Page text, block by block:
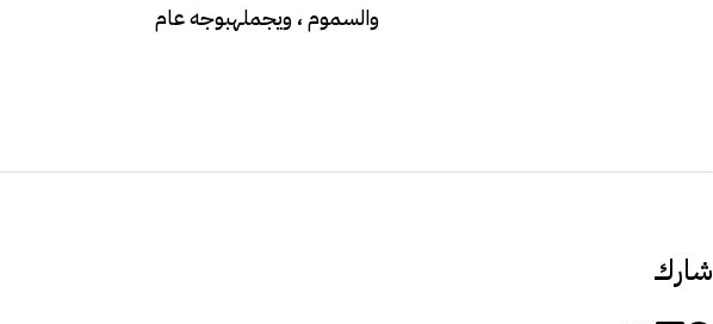
والسموم ، ويجملهبوجه عام
شارك